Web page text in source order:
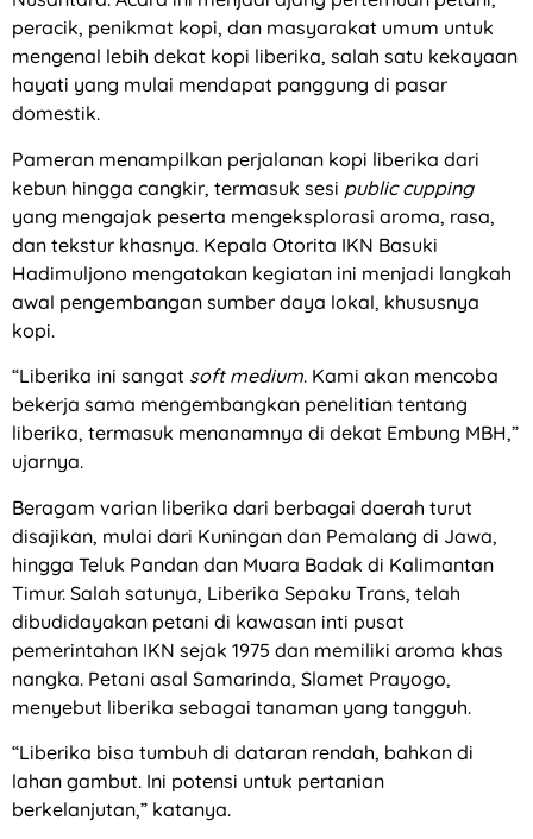
peracik, penikmat kopi, dan masyarakat umum untuk
mengenal lebih dekat kopi liberika, salah satu kekayaan
hayati yang mulai mendapat panggung di pasar
domestik.
Pameran menampilkan perjalanan kopi liberika dari
kebun hingga cangkir, termasuk sesi public cupping
yang mengajak peserta mengeksplorasi aroma, rasa,
dan tekstur khasnya. Kepala Otorita IKN Basuki
Hadimuljono mengatakan kegiatan ini menjadi langkah
awal pengembangan sumber daya lokal, khususnya
kopi.
“Liberika ini sangat soft medium. Kami akan mencoba
bekerja sama mengembangkan penelitian tentang
liberika, termasuk menanamnya di dekat Embung MBH,”
ujarnya.
Beragam varian liberika dari berbagai daerah turut
disajikan, mulai dari Kuningan dan Pemalang di Jawa,
hingga Teluk Pandan dan Muara Badak di Kalimantan
Timur. Salah satunya, Liberika Sepaku Trans, telah
dibudidayakan petani di kawasan inti pusat
pemerintahan IKN sejak 1975 dan memiliki aroma khas
nangka. Petani asal Samarinda, Slamet Prayogo,
menyebut liberika sebagai tanaman yang tangguh.
“Liberika bisa tumbuh di dataran rendah, bahkan di
lahan gambut. Ini potensi untuk pertanian
berkelanjutan,” katanya.